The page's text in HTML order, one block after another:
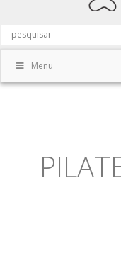
Menu